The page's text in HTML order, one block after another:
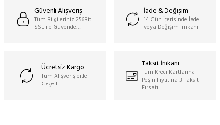
Güvenli Alışveriş
Tüm Bilgileriniz 256Bit
SSL ile Güvende…
İade & Değişim
14 Gün İçerisinde İade
veya Değişim İmkanı
Ücretsiz Kargo
Tüm Alışverişlerde
Geçerli
Taksit İmkanı
Tüm Kredi Kartlarına
Peşin Fiyatına 3 Taksit
Fırsatı!